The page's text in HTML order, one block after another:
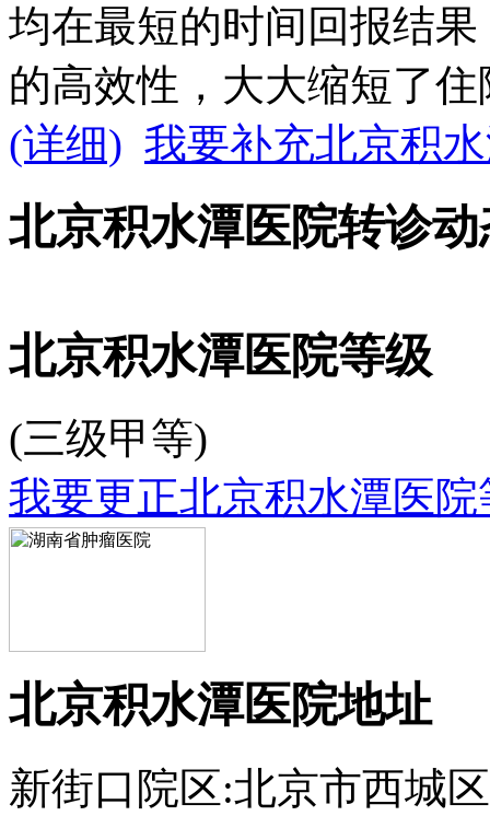
均在最短的时间回报结
的高效性，大大缩短了
(详细) 我要补充北京积
北京积水潭医院转诊动
北京积水潭医院等级
(三级甲等)
我要更正北京积水潭医院
北京积水潭医院地址
新街口院区:北京市西城